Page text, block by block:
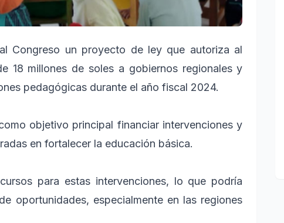
Congreso un proyecto de ley que autoriza al
18 millones de soles a gobiernos regionales y
pedagógicas durante el año fiscal 2024.
objetivo principal financiar intervenciones y
en fortalecer la educación básica.
para estas intervenciones, lo que podría
oportunidades, especialmente en las regiones